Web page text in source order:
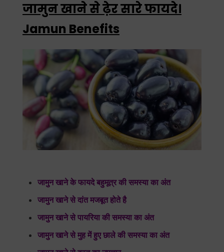
जामुन खाने से ढ़ेर सारे फायदे।
Jamun Benefits
जामुन खाने के फायदे बहुमूत्र की समस्या का अंत
जामुन खाने से दांत मजबूत होते है
जामुन खाने से पायरिया की समस्या का अंत
जामुन खाने से मुह में हुए छाले की समस्या का अंत